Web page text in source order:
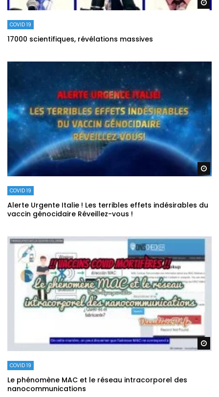
COVID 19
17000 scientifiques, révélations massives
COVID 19
Alerte Urgente Italie ! Les terribles effets indésirables du
vaccin génocidaire Réveillez-vous !
COVID 19
Le phénomène MAC et le réseau intracorporel des
nanocommunications